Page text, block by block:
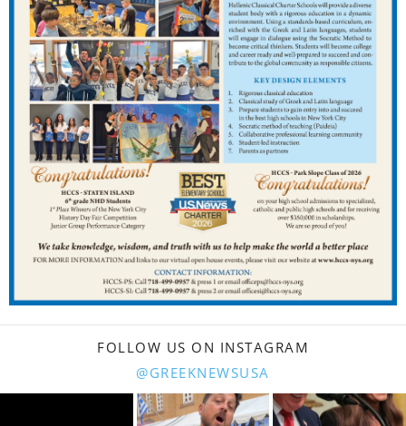
FOLLOW US ON INSTAGRAM
@GREEKNEWSUSA